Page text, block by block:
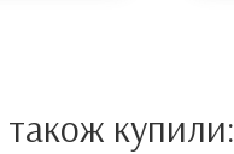
також купили: